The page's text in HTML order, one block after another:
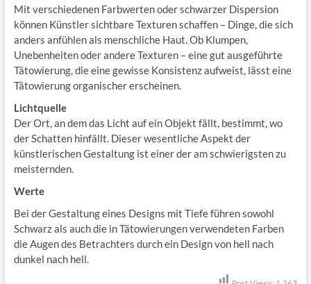
Mit verschiedenen Farbwerten oder schwarzer Dispersion
können Künstler sichtbare Texturen schaffen – Dinge, die sich
anders anfühlen als menschliche Haut. Ob Klumpen,
Unebenheiten oder andere Texturen – eine gut ausgeführte
Tätowierung, die eine gewisse Konsistenz aufweist, lässt eine
Tätowierung organischer erscheinen.
Lichtquelle
Der Ort, an dem das Licht auf ein Objekt fällt, bestimmt, wo
der Schatten hinfällt. Dieser wesentliche Aspekt der
künstlerischen Gestaltung ist einer der am schwierigsten zu
meisternden.
Werte
Bei der Gestaltung eines Designs mit Tiefe führen sowohl
Schwarz als auch die in Tätowierungen verwendeten Farben
die Augen des Betrachters durch ein Design von hell nach
dunkel nach hell.